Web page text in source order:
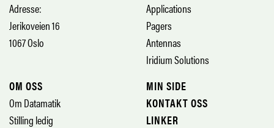
Adresse:
Jerikoveien 16
1067 Oslo
Applications
Pagers
Antennas
Iridium Solutions
OM OSS
Om Datamatik
Stilling ledig
MIN SIDE
KONTAKT OSS
LINKER